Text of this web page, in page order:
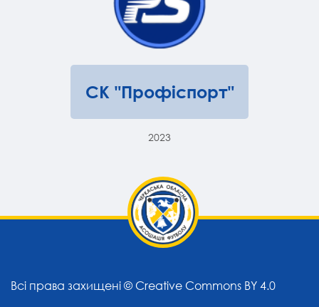
СК "Профіспорт"
2023
Всі права захищені © Creative Commons BY 4.0